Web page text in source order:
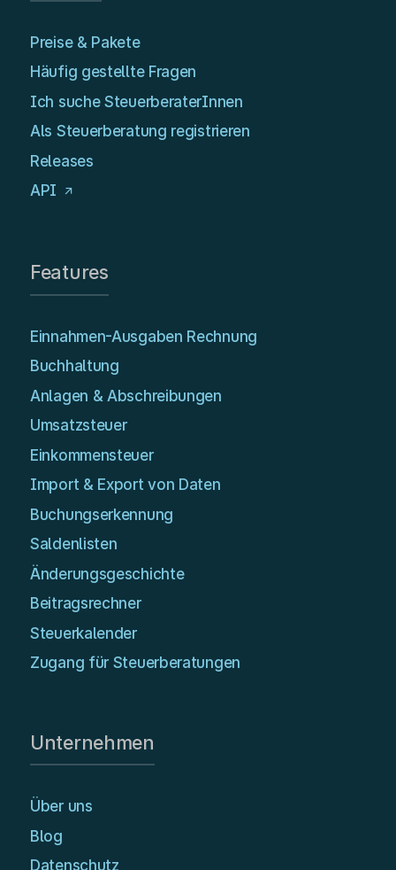
Preise & Pakete
Häufig gestellte Fragen
Ich suche SteuerberaterInnen
Als Steuerberatung registrieren
Releases
API
Features
Einnahmen-Ausgaben Rechnung
Buchhaltung
Anlagen & Abschreibungen
Umsatzsteuer
Einkommensteuer
Import & Export von Daten
Buchungserkennung
Saldenlisten
Änderungsgeschichte
Beitragsrechner
Steuerkalender
Zugang für Steuerberatungen
Unternehmen
Über uns
Blog
Datenschutz